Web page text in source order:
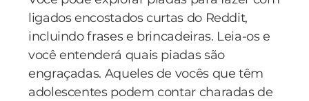
ligados encostados curtas do Reddit,
incluindo frases e brincadeiras. Leia-os e
você entenderá quais piadas são
engraçadas. Aqueles de vocês que têm
adolescentes podem contar charadas de